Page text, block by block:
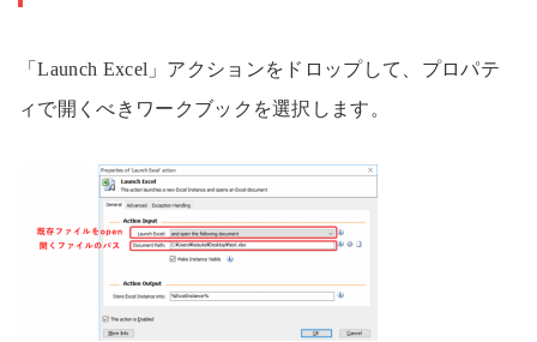
「Launch Excel」アクションをドロップして、プロパテ
ィで開くべきワークブックを選択します。